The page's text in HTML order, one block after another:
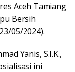
Aceh Tamiang
Bersih
05/2024).
Yanis, S.I.K.,
ini